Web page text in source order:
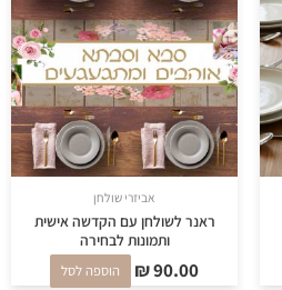
אביזרי שולחן
ראנר לשולחן עם הקדשה אישית
ותמונות לבחירה
₪90.00 הוספה לסל